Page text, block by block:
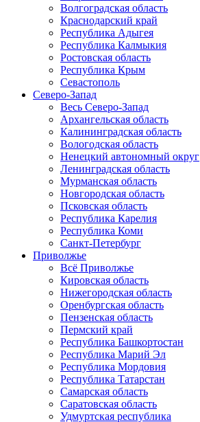
Волгоградская область
Краснодарский край
Республика Адыгея
Республика Калмыкия
Ростовская область
Республика Крым
Севастополь
Северо-Запад
Весь Северо-Запад
Архангельская область
Калининградская область
Вологодская область
Ненецкий автономный округ
Ленинградская область
Мурманская область
Новгородская область
Псковская область
Республика Карелия
Республика Коми
Санкт-Петербург
Приволжье
Всё Приволжье
Кировская область
Нижегородская область
Оренбургская область
Пензенская область
Пермский край
Республика Башкортостан
Республика Марий Эл
Республика Мордовия
Республика Татарстан
Самарская область
Саратовская область
Удмуртская республика